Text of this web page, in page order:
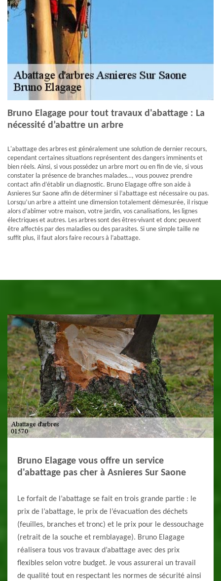
Bruno Elagage pour tout travaux d'abattage : La
nécessité d’abattre un arbre
L'abattage des arbres est généralement une solution de dernier recours,
cependant certaines situations représentent des dangers imminents et
bien réels. Ainsi, si vous possédez un arbre mort ou en fin de vie, si vous
constater la présence de branches malades…, vous pouvez prendre
contact afin d’établir un diagnostic. Bruno Elagage offre son aide à
Asnieres Sur Saone afin de déterminer si l’abattage est nécessaire ou pas.
Lorsqu’un arbre a atteint une dimension totalement démesurée, il risque
alors d’abîmer votre maison, votre jardin, vos canalisations, les lignes
électriques et autres. Les arbres sont des êtres-vivant et donc peuvent
être affectés par des maladies ou des parasites. Si une simple taille ne
suffit plus, il faut alors faire recours à l’abattage.
Bruno Elagage vous offre un service
d'abattage pas cher à Asnieres Sur Saone
Le forfait de l’abattage se fait en trois grande partie : le
prix de l’abattage, le prix de l’évacuation des déchets
(feuilles, branches et tronc) et le prix pour le dessouchage
(retrait de la souche et remblayage). Bruno Elagage
réalisera tous vos travaux d’abattage avec des prix
flexibles selon votre budget. Je vous assurerai un travail
de qualité tout en respectant les normes de sécurité ainsi